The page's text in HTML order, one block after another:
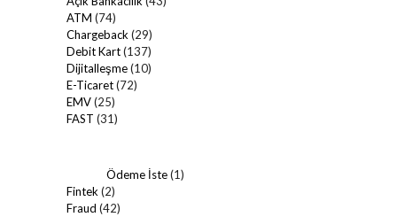
ATM (74)
Chargeback(29)
Debit Kart(137)
Dijitalleşme(10)
E-Ticaret(72)
EMV(25)
FAST (31)
Ödeme İste(1)
Fintek(2)
Fraud (42)